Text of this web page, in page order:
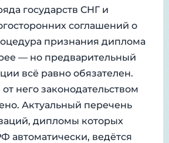
государств СНГ и
соглашений о
признания диплома
— но предварительный
всё равно обязателен.
него законодательством
Актуальный перечень
дипломы которых
автоматически, ведётся